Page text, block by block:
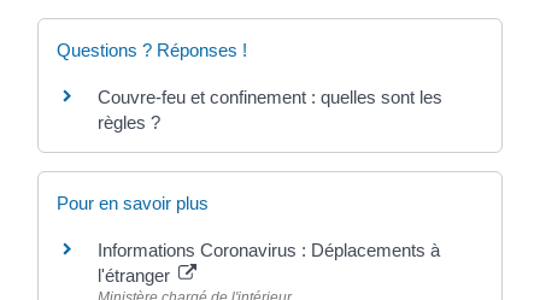
Questions ? Réponses !
Couvre-feu et confinement : quelles sont les
règles ?
Pour en savoir plus
Informations Coronavirus : Déplacements à
l'étranger